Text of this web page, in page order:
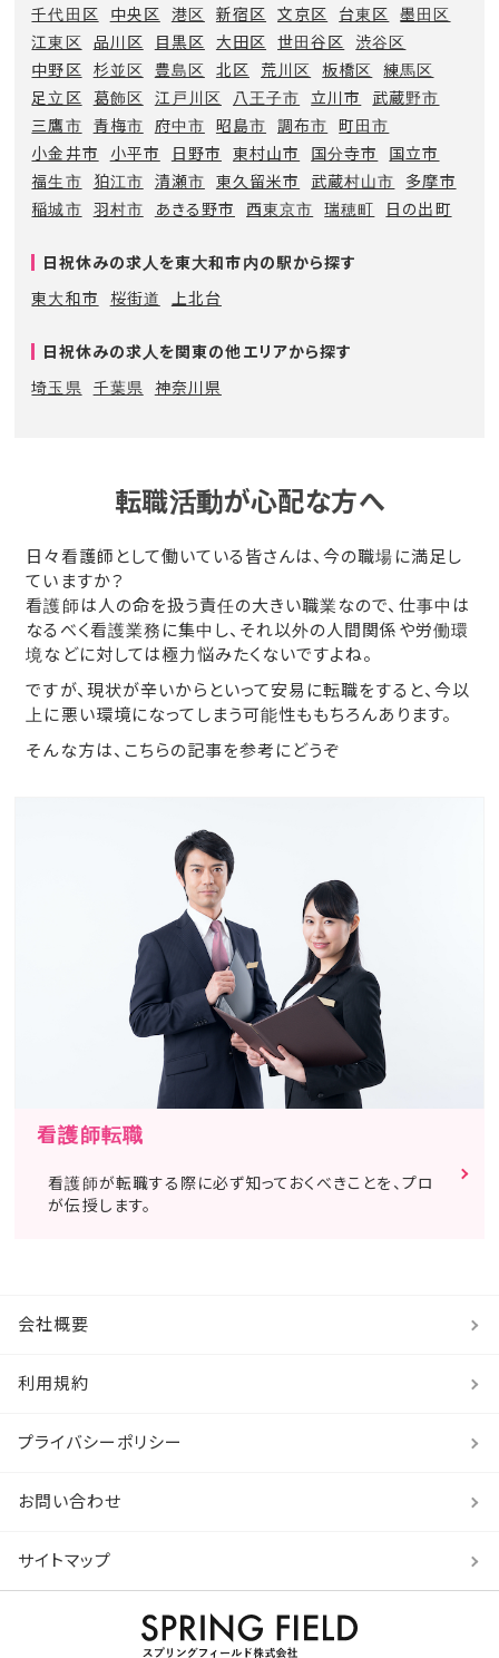
千代田区
中央区 港区 新宿区 文京区 台東区
墨田区
江東区
品川区 目黒区 大田区 世田谷区
渋谷区
中野区
杉並区 豊島区 北区 荒川区 板橋区
練馬区
足立区
葛飾区 江戸川区 八王子市 立川市
武蔵野市
三鷹市
青梅市 府中市 昭島市 調布市
町田市
小金井市
小平市 日野市 東村山市 国分寺市
国立市
福生市
狛江市 清瀬市 東久留米市 武蔵村山市
多摩市
稲城市
羽村市 あきる野市 西東京市 瑞穂町 日の出町
日祝休みの求人を東大和市内の駅から探す
東大和市
桜街道 上北台
日祝休みの求人を関東の他エリアから探す
埼玉県
千葉県 神奈川県
転職活動が心配な方へ
日々看護師として働いている皆さんは、今の職場に満足し
ていますか？
看護師は人の命を扱う責任の大きい職業なので、仕事中は
なるべく看護業務に集中し、それ以外の人間関係や労働環
境などに対しては極力悩みたくないですよね。
ですが、現状が辛いからといって安易に転職をすると、今以
上に悪い環境になってしまう可能性ももちろんあります。
そんな方は、こちらの記事を参考にどうぞ
看護師転職
看護師が転職する際に必ず知っておくべきことを、プロ
が伝授します。
会社概要
利用規約
プライバシーポリシー
お問い合わせ
サイトマップ